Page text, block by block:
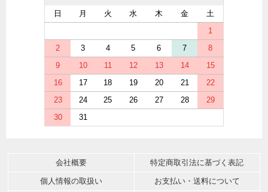
日 月 火 水 木 金
土
1
2
3 4 5 6 7
8
9
10 11 12 13 14
15
16
17 18 19 20 21
22
23
24 25 26 27 28
29
30
31
会社概要 特定商取引法に基づく表記
個人情報の取扱い お支払い・送料について